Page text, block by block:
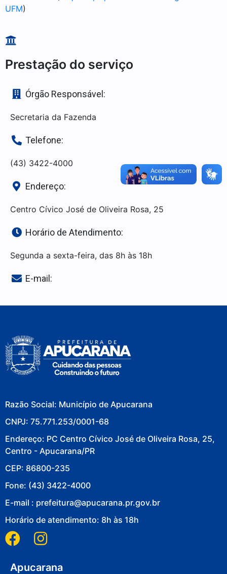
UFM)
Prestação do serviço
Órgão Responsável:
Secretaria da Fazenda
Telefone:
(43) 3422-4000
Endereço:
Centro Cívico José de Oliveira Rosa, 25
Horário de Atendimento:
Segunda a sexta-feira, das 8h às 18h
E-mail:
Razão Social: Município de Apucarana
CNPJ: 75.771.253/0001-68
Endereço: PC Centro Cívico José de Oliveira Rosa, 25,
Centro - Apucarana/PR
CEP: 86800-235
Fone: (43) 3422-4000
E-mail : prefeitura@apucarana.pr.gov.br
Horário de atendimento: 8h às 18h
Apucarana